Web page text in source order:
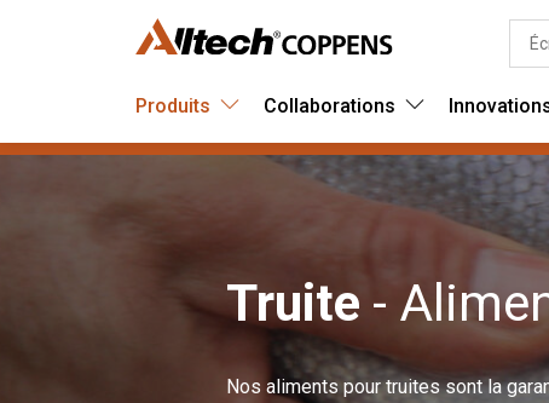
Produits Collaborations
Truite -
Nos aliments pour truites sont la